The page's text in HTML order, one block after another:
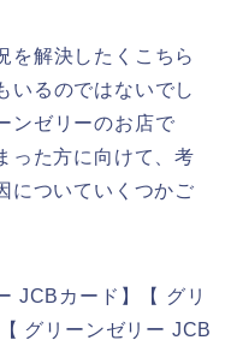
を解決したくこちら
いるのではないでし
ンゼリーのお店で
った方に向けて、考
についていくつかご
JCBカード】【 グリ
グリーンゼリー JCB